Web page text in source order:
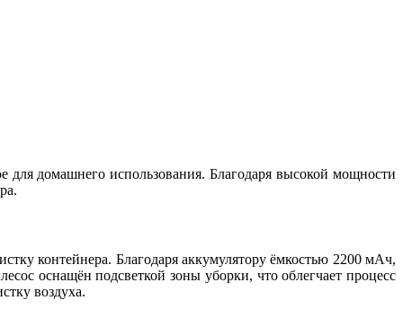
для домашнего использования. Благодаря высокой мощности
контейнера. Благодаря аккумулятору ёмкостью 2200 мАч,
оснащён подсветкой зоны уборки, что облегчает процесс
воздуха.